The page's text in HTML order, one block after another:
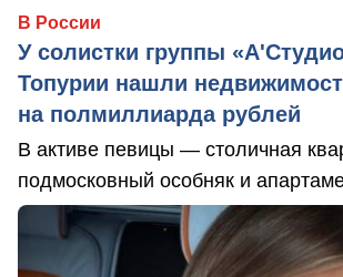
В России
У солистки группы
Топурии нашли
на полмиллиарда рублей
В активе певицы — столичная
подмосковный особняк и